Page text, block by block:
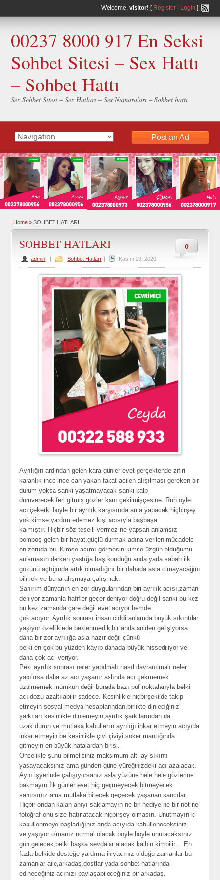
Welcome, visitor! [ Register| Login ]
00237 8000 917 En Seksi
Sohbet Sitesi – Sex Hattı
– Sohbet Hattı
Sex Sohbet Sitesi – Sex Hatları – Sex Numaraları – Sohbet hattı
Post an Ad
Home » SOHBET HATLARI
0
SOHBET HATLARI
admin | Sohbet Hatları | Kasım 29, 2020
Ayrılığın ardından gelen kara günler evet gerçektende zifiri
karanlık ince ince can yakan fakat acilen alışılması gereken bir
durum yoksa sanki yaşatmayacak sanki kalp
duruverecek,feri gitmiş gözler kanı çekilmişçesine. Ruh öyle
acı çekerki böyle bir ayrılık karşısında ama yapacak hiçbirşey
yok kimse yardım edemez kişi acısıyla başbaşa
kalmıştır. Hiçbir söz teselli vermez ne yapsan anlamsız
bomboş gelen bir hayat,güçlü durmak adına verilen mücadele
en zoruda bu. Kimse acımı görmesin kimse üzgün olduğumu
anlamasın derken yastığa baş konduğu anda yada sabah ilk
gözünü açtığında artık olmadığını bir dahada asla olmayacağını
bilmek ve buna alışmaya çalışmak.
Sanırım dünyanın en zor duygularından biri ayrılık acısı,zaman
deniyor zamanla hafifler geçer deniyor doğru değil sanki bu kez
bu kez zamanda çare değil evet acıyor hemde
çok acıyor. Ayrılık sonrası insan ciddi anlamda büyük sıkıntılar
yaşıyor özelliklede beklenmedik bir anda aniden gelişiyorsa
daha bir zor ayrılığa asla hazır değil çünkü
belki en çok bu yüzden kayıp dahada büyük hissediliyor ve
daha çok acı veriyor.
Peki ayrılık sonrası neler yapılmalı nasıl davranılmalı neler
yapılırsa daha az acı yaşanır aslında acı çekmemek
üzülmemek mümkün değil burada bazı püf noktalarıyla belki
acı dozu azaltılabilir sadece. Kesinlikle hiçbirşekilde takip
etmeyin sosyal medya hesaplarından,birlikte dinlediğiniz
şarkıları kesinlikle dinlemeyin,ayrılık şarkılarından da
uzak durun ve mutlaka kabullenin ayrılığı inkar etmeyin acıyıda
inkar etmeyin be kesinlikle çivi çiviyi söker mantığında
gitmeyin en büyük hatalardan birisi.
Öncelikle şunu bilmelisiniz maksimum altı ay sıkıntı
yaşayacaksınız ama günden güne yüreğinizdeki acı azalacak.
Aynı işyerinde çalışıyorsanız asla yüzüne hele hele gözlerine
bakmayın.İlk günler evet hiç geçmeyecek bitmeyecek
sanırsınız ama mutlaka bitecek geçecek yaşanan sancılar.
Hiçbir ondan kalan anıyı saklamayın ne bir hediye ne bir not ne
fotoğraf onu size hatırlatacak hiçbirşey olmasın. Unutmayın ki
kabullenmeye başladığınız anda acıyıda kabulleneceksiniz
ve yaşıyor olmanız normal olacak böyle böyle unutacaksınız
gün gelecek,belki başka sevdalar alacak kalbin kimbilir… En
fazla belkide desteğe yardıma ihiyacınız olduğu zamanlar bu
zamanlar aile,arkadaş,dostlar yada sohbet hatlarında
edineceğiniz acınızı paylaşabileceğiniz bir arkadaş.